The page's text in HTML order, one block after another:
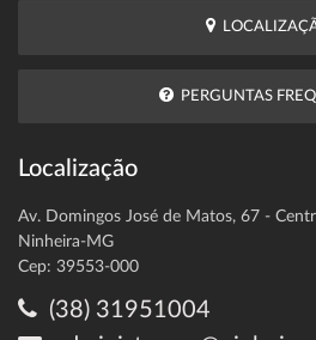
PERGUNTAS
Localização
Av. Domingos José de Matos, 67 -
Ninheira-MG
Cep: 39553-000
(38) 31951004